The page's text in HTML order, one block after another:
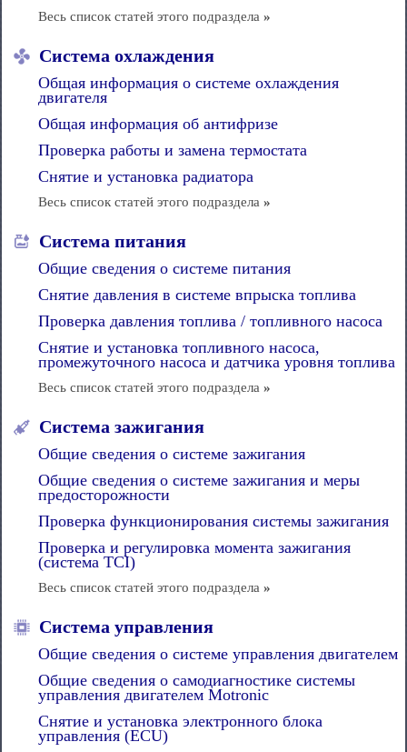
Весь список статей этого подраздела »
Система охлаждения
Общая информация о системе охлаждения
двигателя
Общая информация об антифризе
Проверка работы и замена термостата
Снятие и установка радиатора
Весь список статей этого подраздела »
Система питания
Общие сведения о системе питания
Снятие давления в системе впрыска топлива
Проверка давления топлива / топливного насоса
Снятие и установка топливного насоса,
промежуточного насоса и датчика уровня топлива
Весь список статей этого подраздела »
Система зажигания
Общие сведения о системе зажигания
Общие сведения о системе зажигания и меры
предосторожности
Проверка функционирования системы зажигания
Проверка и регулировка момента зажигания
(система TCI)
Весь список статей этого подраздела »
Система управления
Общие сведения о системе управления двигателем
Общие сведения о самодиагностике системы
управления двигателем Motronic
Снятие и установка электронного блока
управления (ECU)